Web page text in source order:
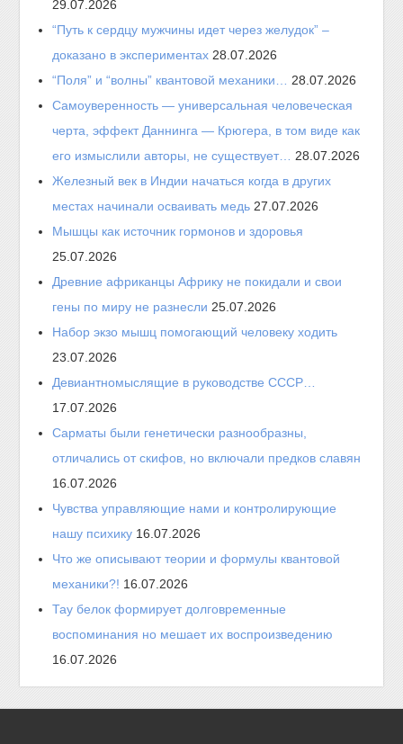
29.07.2026
“Путь к сердцу мужчины идет через желудок” –
доказано в экспериментах 28.07.2026
“Поля” и “волны” квантовой механики… 28.07.2026
Самоуверенность — универсальная человеческая
черта, эффект Даннинга — Крюгера, в том виде как
его измыслили авторы, не существует… 28.07.2026
Железный век в Индии начаться когда в других
местах начинали осваивать медь 27.07.2026
Мышцы как источник гормонов и здоровья
25.07.2026
Древние африканцы Африку не покидали и свои
гены по миру не разнесли 25.07.2026
Набор экзо мышц помогающий человеку ходить
23.07.2026
Девиантномыслящие в руководстве СССР…
17.07.2026
Сарматы были генетически разнообразны,
отличались от скифов, но включали предков славян
16.07.2026
Чувства управляющие нами и контролирующие
нашу психику 16.07.2026
Что же описывают теории и формулы квантовой
механики?! 16.07.2026
Тау белок формирует долговременные
воспоминания но мешает их воспроизведению
16.07.2026